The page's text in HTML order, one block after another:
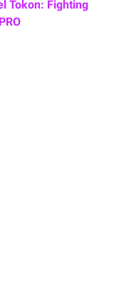
Tokon: Fighting